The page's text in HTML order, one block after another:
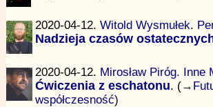
2020-04-12. Witold Wysmułek.
Nadzieja czasów
2020-04-12. Mirosław Piróg. Inne
Ćwiczenia z eschatonu. (→
współczesność)